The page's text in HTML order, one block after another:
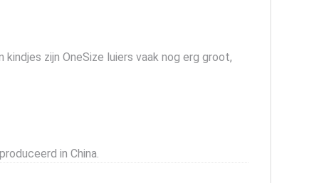
zijn OneSize luiers vaak nog erg groot,
in China.